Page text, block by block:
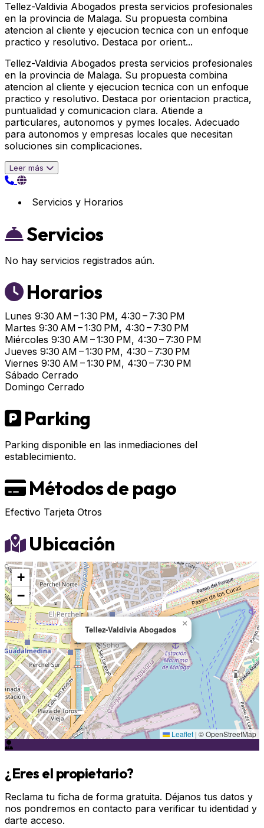
Tellez-Valdivia Abogados presta servicios profesionales
en la provincia de Malaga. Su propuesta combina
atencion al cliente y ejecucion tecnica con un enfoque
practico y resolutivo. Destaca por orient...
Tellez-Valdivia Abogados presta servicios profesionales
en la provincia de Malaga. Su propuesta combina
atencion al cliente y ejecucion tecnica con un enfoque
practico y resolutivo. Destaca por orientacion practica,
puntualidad y comunicacion clara. Atiende a
particulares, autonomos y pymes locales. Adecuado
para autonomos y empresas locales que necesitan
soluciones sin complicaciones.
Leer más
Servicios y Horarios
Servicios
No hay servicios registrados aún.
Horarios
Lunes 9:30 AM – 1:30 PM, 4:30 – 7:30 PM
Martes 9:30 AM – 1:30 PM, 4:30 – 7:30 PM
Miércoles 9:30 AM – 1:30 PM, 4:30 – 7:30 PM
Jueves 9:30 AM – 1:30 PM, 4:30 – 7:30 PM
Viernes 9:30 AM – 1:30 PM, 4:30 – 7:30 PM
Sábado Cerrado
Domingo Cerrado
Parking
Parking disponible en las inmediaciones del
establecimiento.
Métodos de pago
Efectivo Tarjeta Otros
Ubicación
Tellez-Valdivia Abogados
×
+
−
Leaflet | © OpenStreetMap
¿Eres el propietario?
Reclama tu ficha de forma gratuita. Déjanos tus datos y
nos pondremos en contacto para verificar tu identidad y
darte acceso.